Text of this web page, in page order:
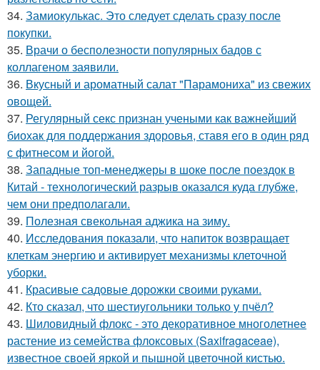
34. Замиокулькас. Это следует сделать сразу после
покупки.
35. Врачи о бесполезности популярных бадов с
коллагеном заявили.
36. Вкусный и ароматный салат "Парамониха" из свежих
овощей.
37. Регулярный секс признан учеными как важнейший
биохак для поддержания здоровья, ставя его в один ряд
с фитнесом и йогой.
38. Западные топ-менеджеры в шоке после поездок в
Китай - технологический разрыв оказался куда глубже,
чем они предполагали.
39. Полезная свекольная аджика на зиму.
40. Исследования показали, что напиток возвращает
клеткам энергию и активирует механизмы клеточной
уборки.
41. Красивые садовые дорожки своими руками.
42. Кто сказал, что шестиугольники только у пчёл?
43. Шиловидный флокс - это декоративное многолетнее
растение из семейства флоксовых (Saxifragaceae),
известное своей яркой и пышной цветочной кистью.